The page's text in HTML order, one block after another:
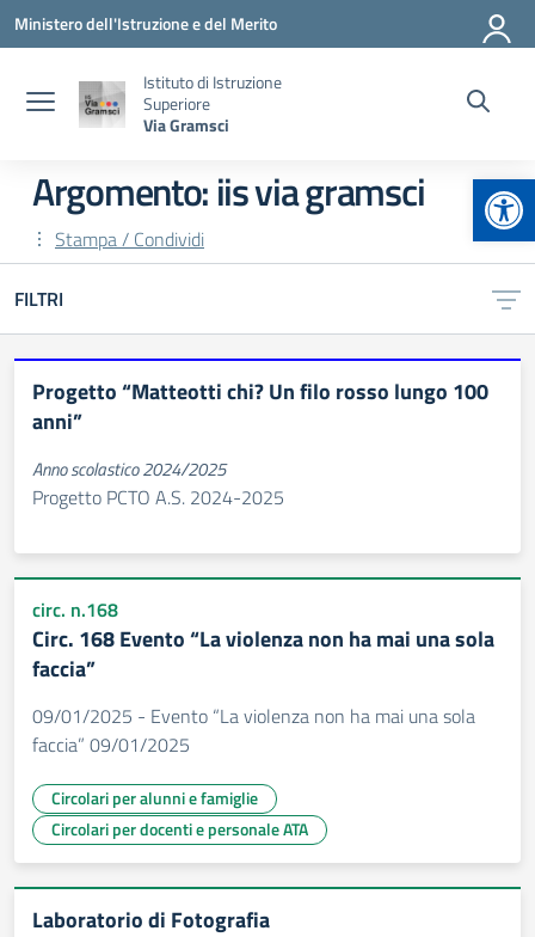
Vai ai contenuti
Vai al menu di navigazione
Vai al footer
Ministero dell'Istruzione e del Merito
Istituto di Istruzione
Superiore
Via Gramsci
Argomento: iis via gramsci
Stampa / Condividi
FILTRI
Progetto “Matteotti chi? Un filo rosso lungo 100
anni”
Anno scolastico 2024/2025
Progetto PCTO A.S. 2024-2025
circ. n.168
Circ. 168 Evento “La violenza non ha mai una sola
faccia”
09/01/2025 - Evento “La violenza non ha mai una sola
faccia” 09/01/2025
Circolari per alunni e famiglie
Circolari per docenti e personale ATA
Laboratorio di Fotografia